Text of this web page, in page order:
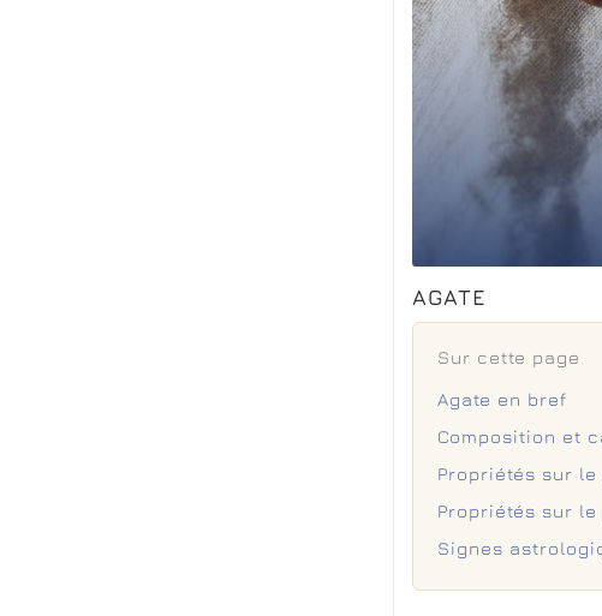
AGATE
Sur cette page
Agate en bref
Composition et
Propriétés sur
Propriétés sur
Signes